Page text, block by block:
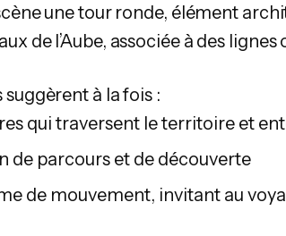
une tour ronde, élément
de l’Aube, associée à des lignes
suggèrent à la fois :
qui traversent le territoire et
de parcours et de découverte
de mouvement, invitant au